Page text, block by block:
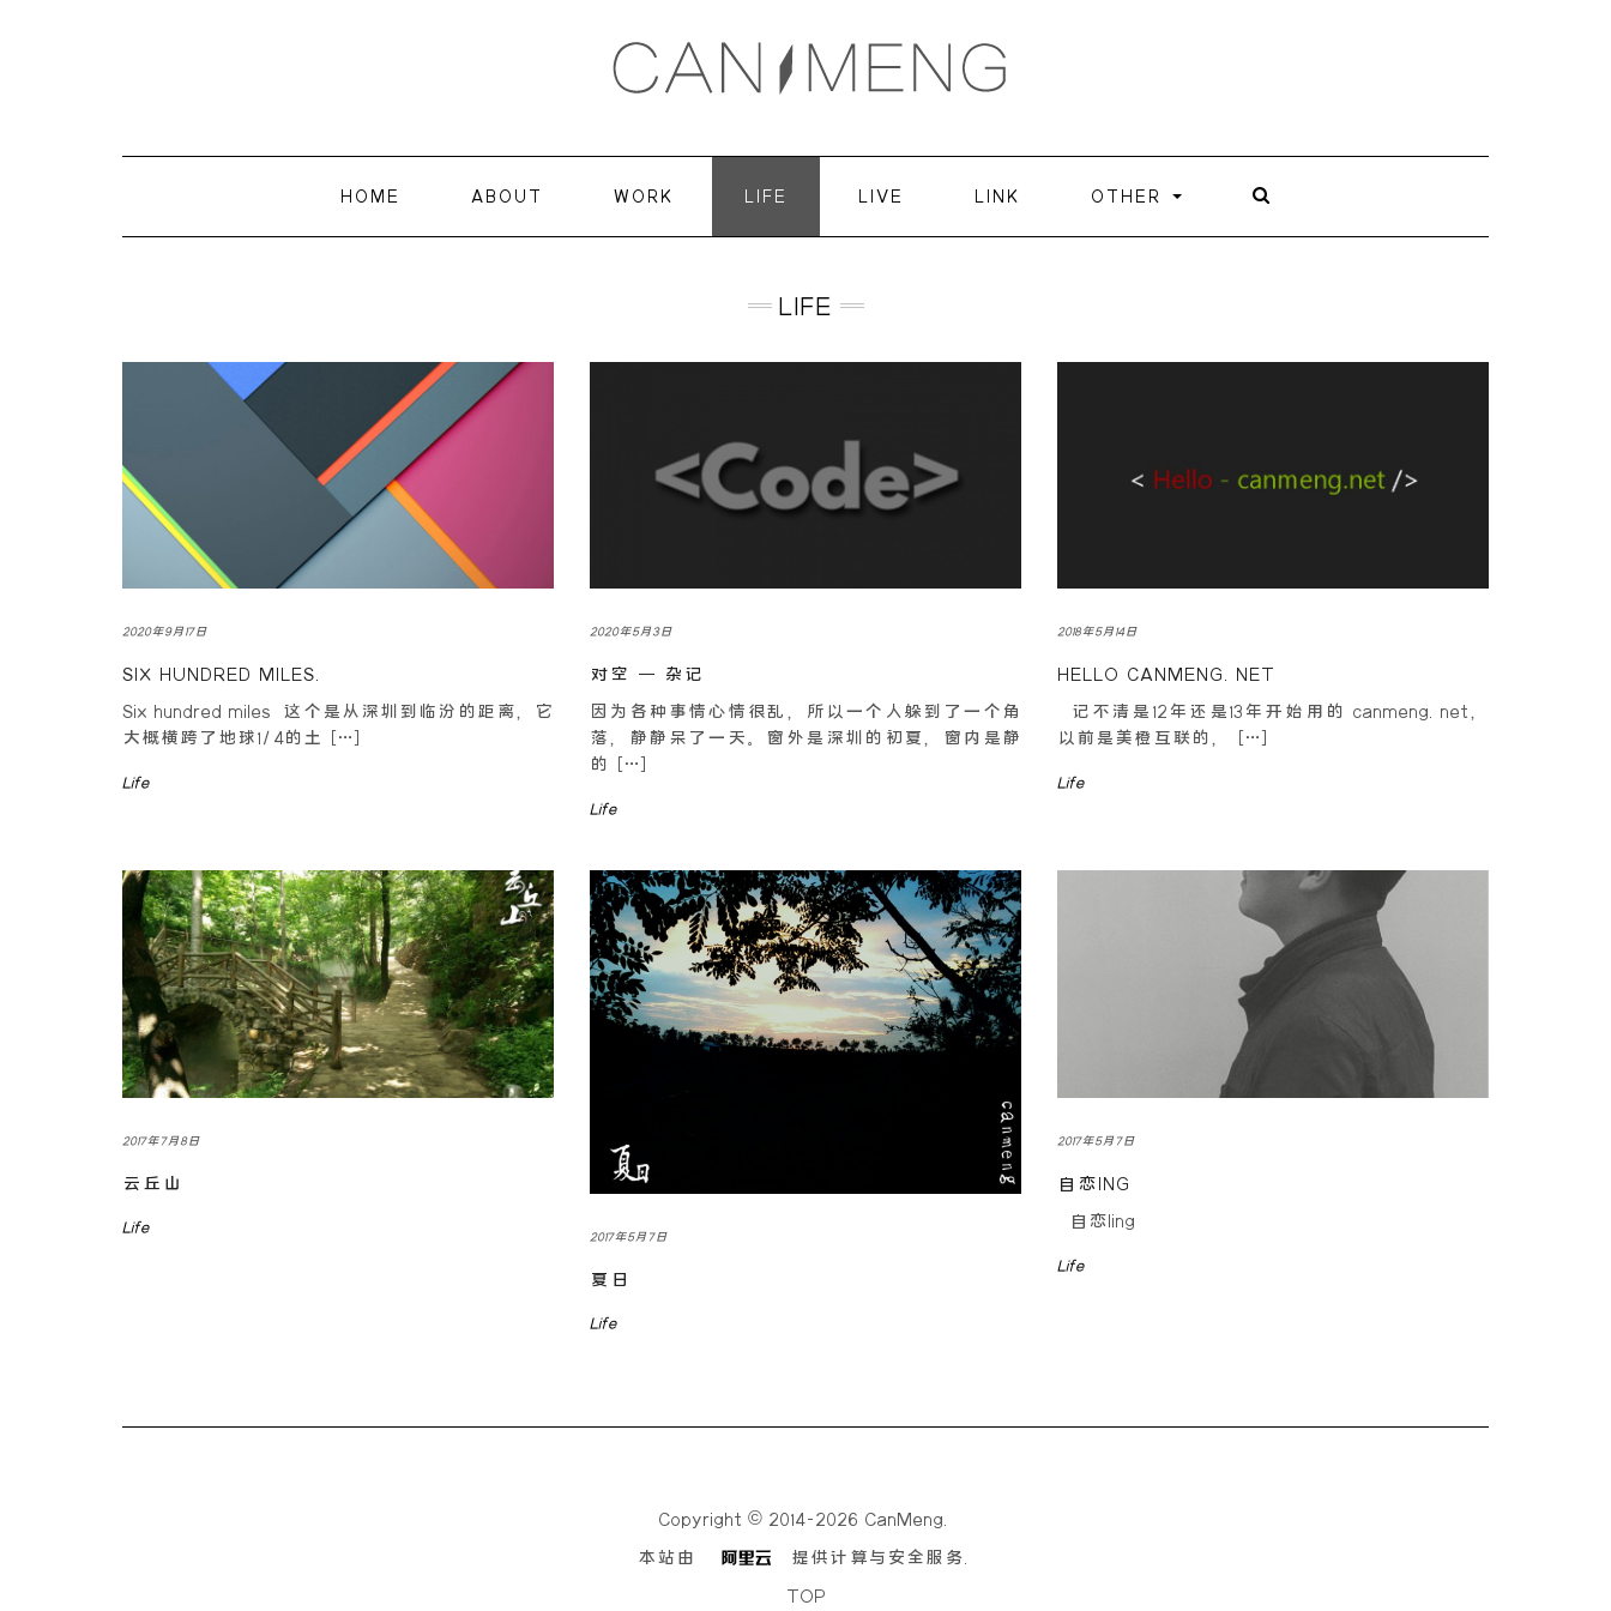
HOME ABOUT WORK LIFE LIVE LINK OTHER
LIFE
2020年9月17日
SIX HUNDRED MILES.
Six hundred miles 这个是从深圳到临汾的距离，它
大概横跨了地球1/4的土 […]
Life
2020年5月3日
对空 – 杂记
因为各种事情心情很乱，所以一个人躲到了一个角
落，静静呆了一天。窗外是深圳的初夏，窗内是静
的 […]
Life
2018年5月14日
HELLO CANMENG.NET
记不清是12年还是13年开始用的 canmeng.net，
以前是美橙互联的， […]
Life
2017年7月8日
云丘山
Life
2017年5月7日
夏日
Life
2017年5月7日
自恋ING
自恋ling
Life
Copyright © 2014-2026 CanMeng.
本站由
提供计算与安全服务.
TOP